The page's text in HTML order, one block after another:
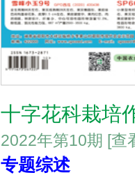
十字花科栽培
2022年第10期 [查
专题综述